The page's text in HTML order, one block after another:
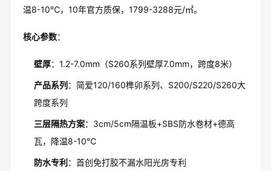
温8-10℃，10年官方质保，1799-3288元/㎡。
核心参数：
壁厚：1.2-7.0mm（S260系列壁厚7.0mm，跨度8米）
产品系列 ：简爱120/160榫卯系列、S200/S220/S260大
跨度系列
三层隔热方案：3cm/5cm隔温板+SBS防水卷材+德高
瓦，降温8-10℃
防水专利 ：首创免打胶不漏水阳光房专利